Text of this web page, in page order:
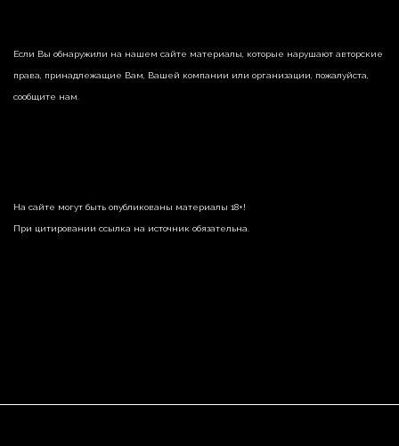
Если Вы обнаружили на нашем сайте материалы, которые нарушают авторские
права, принадлежащие Вам, Вашей компании или организации, пожалуйста,
сообщите нам.
На сайте могут быть опубликованы материалы 18+!
При цитировании ссылка на источник обязательна.